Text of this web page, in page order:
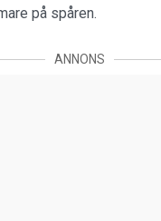
på spåren.
ANNONS